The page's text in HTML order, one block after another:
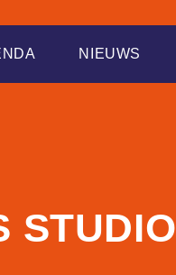
NIEUWS
STUDIO